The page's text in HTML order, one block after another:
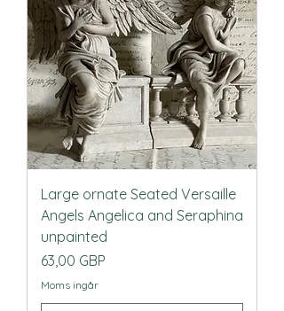
Large ornate Seated Versaille
Angels Angelica and Seraphina
unpainted
Pris
63,00 GBP
Moms ingår